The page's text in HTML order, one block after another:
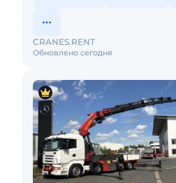
Обновлено сегодня
CRANES.RENT